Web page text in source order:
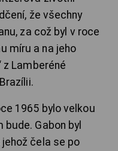
že všechny
za což byl v roce
míru a na jeho
z Lamberéné
1965 bylo velkou
Gabon byl
čela se po